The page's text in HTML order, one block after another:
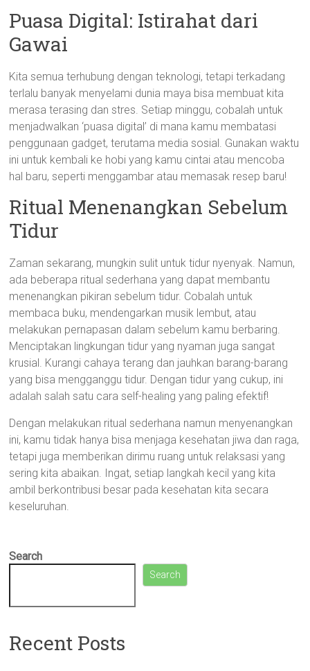
Puasa Digital: Istirahat dari
Gawai
Kita semua terhubung dengan teknologi, tetapi terkadang
terlalu banyak menyelami dunia maya bisa membuat kita
merasa terasing dan stres. Setiap minggu, cobalah untuk
menjadwalkan ‘puasa digital’ di mana kamu membatasi
penggunaan gadget, terutama media sosial. Gunakan waktu
ini untuk kembali ke hobi yang kamu cintai atau mencoba
hal baru, seperti menggambar atau memasak resep baru!
Ritual Menenangkan Sebelum
Tidur
Zaman sekarang, mungkin sulit untuk tidur nyenyak. Namun,
ada beberapa ritual sederhana yang dapat membantu
menenangkan pikiran sebelum tidur. Cobalah untuk
membaca buku, mendengarkan musik lembut, atau
melakukan pernapasan dalam sebelum kamu berbaring.
Menciptakan lingkungan tidur yang nyaman juga sangat
krusial. Kurangi cahaya terang dan jauhkan barang-barang
yang bisa mengganggu tidur. Dengan tidur yang cukup, ini
adalah salah satu cara self-healing yang paling efektif!
Dengan melakukan ritual sederhana namun menyenangkan
ini, kamu tidak hanya bisa menjaga kesehatan jiwa dan raga,
tetapi juga memberikan dirimu ruang untuk relaksasi yang
sering kita abaikan. Ingat, setiap langkah kecil yang kita
ambil berkontribusi besar pada kesehatan kita secara
keseluruhan.
Search
Search
Recent Posts